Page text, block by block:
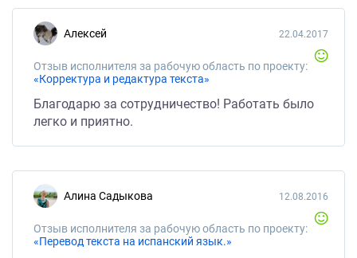
Алексей
Отзыв исполнителя за рабочую область по проекту:
«Корректура и редактура текста»
22.04.2017
Благодарю за сотрудничество! Работать было
легко и приятно.
Алина Садыкова
Отзыв исполнителя за рабочую область по проекту:
«Перевод текста на испанский язык.»
12.08.2016